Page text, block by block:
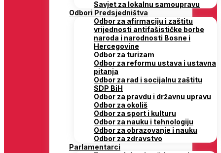
Savjet za lokalnu samoupravu
Odbori Predsjedništva
Odbor za afirmaciju i zaštitu
vrijednosti antifašističke borbe
naroda i narodnosti Bosne i
Hercegovine
Odbor za turizam
Odbor za reformu ustava i ustavna
pitanja
Odbor za rad i socijalnu zaštitu
SDP BiH
Odbor za pravdu i državnu upravu
Odbor za okoliš
Odbor za sport i kulturu
Odbor za nauku i tehnologiju
Odbor za obrazovanje i nauku
Odbor za zdravstvo
Parlamentarci